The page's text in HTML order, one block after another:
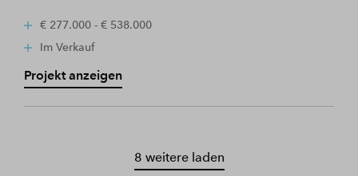
€ 277.000 - € 538.000
Im Verkauf
Projekt anzeigen
8 weitere laden